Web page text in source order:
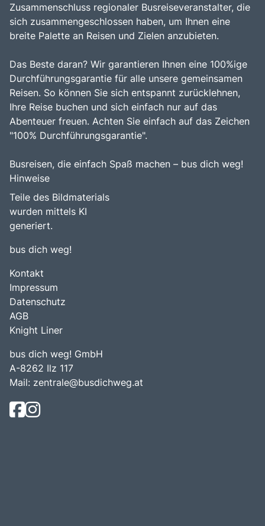
Zusammenschluss regionaler Busreiseveranstalter, die
sich zusammengeschlossen haben, um Ihnen eine
breite Palette an Reisen und Zielen anzubieten.
Das Beste daran? Wir garantieren Ihnen eine 100%ige
Durchführungsgarantie für alle unsere gemeinsamen
Reisen. So können Sie sich entspannt zurücklehnen,
Ihre Reise buchen und sich einfach nur auf das
Abenteuer freuen. Achten Sie einfach auf das Zeichen
"100% Durchführungsgarantie".
Busreisen, die einfach Spaß machen – bus dich weg!
Hinweise
Teile des Bildmaterials
wurden mittels KI
generiert.
bus dich weg!
Kontakt
Impressum
Datenschutz
AGB
Knight Liner
bus dich weg! GmbH
A-8262 Ilz 117
Mail: zentrale@busdichweg.at